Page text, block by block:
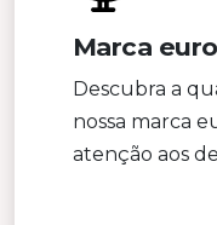
Marca
Descubra a
nossa marca
atenção aos